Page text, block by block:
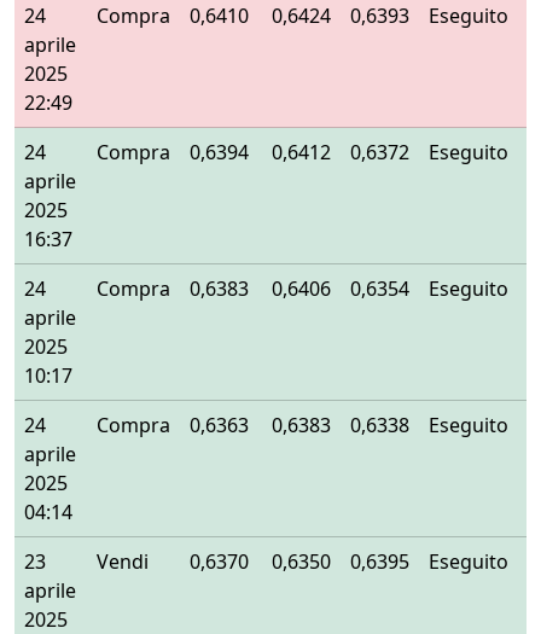
24
aprile
2025
22:49
Compra 0,6410 0,6424 0,6393 Eseguito
24
aprile
2025
16:37
Compra 0,6394 0,6412 0,6372 Eseguito
24
aprile
2025
10:17
Compra 0,6383 0,6406 0,6354 Eseguito
24
aprile
2025
04:14
Compra 0,6363 0,6383 0,6338 Eseguito
23
aprile
2025
Vendi 0,6370 0,6350 0,6395 Eseguito